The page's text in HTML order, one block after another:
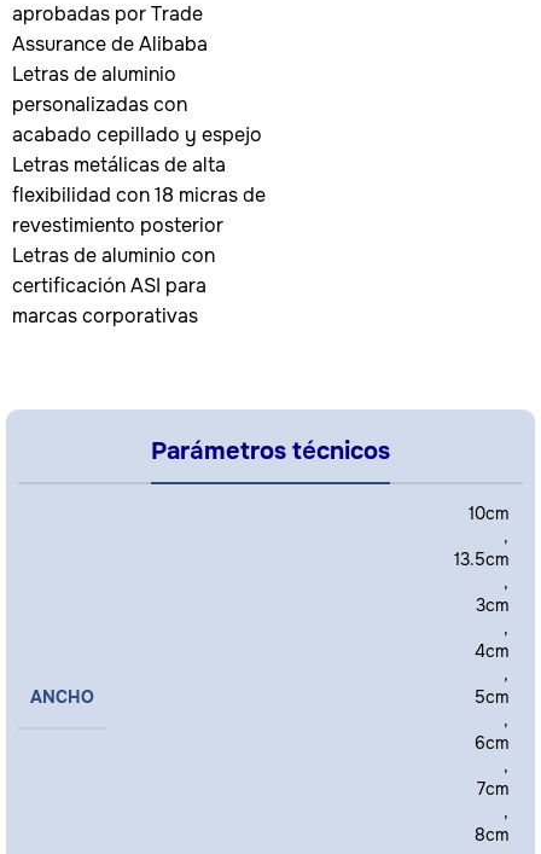
aprobadas por Trade
Assurance de Alibaba
Letras de aluminio
personalizadas con
acabado cepillado y espejo
Letras metálicas de alta
flexibilidad con 18 micras de
revestimiento posterior
Letras de aluminio con
certificación ASI para
marcas corporativas
Parámetros técnicos
ANCHO
10cm
,
13.5cm
,
3cm
,
4cm
,
5cm
,
6cm
,
7cm
,
8cm